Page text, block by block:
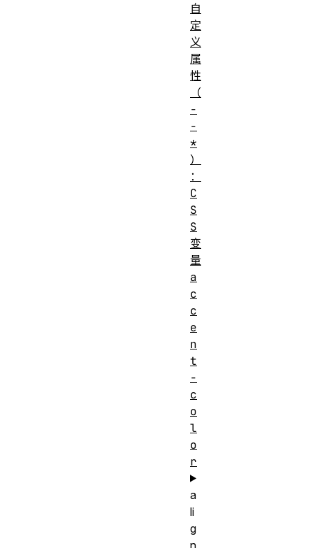
自
定
义
属
性
（
-
-
*
）
：
C
S
S
变
量
a
c
c
e
n
t
-
c
o
l
o
r
a
li
g
n